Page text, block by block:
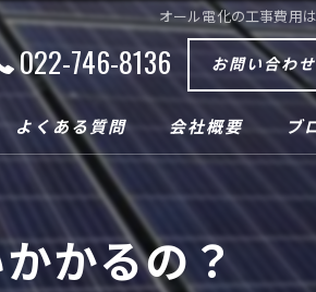
オール電化の工事費用
022-746-8136 お問い合わ
よくある質問 会社概要 ブ
かるの？